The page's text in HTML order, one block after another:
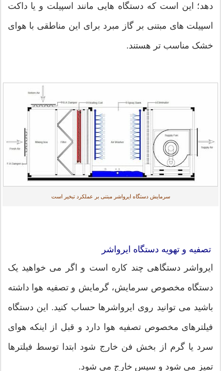
دهد؛ این است که دستگاه هایی مانند اسپیلت و یا داکت
اسپیلت های مبتنی بر گاز مبرد برای این مناطقی با هوای
خشک مناسب تر هستند.
سرمایش دستگاه ایرواشر مبتنی بر عملکرد تبخیر است
تصفیه و تهویه دستگاه ایرواشر
ایرواشر دستگاهی چند کاره است و اگر می خواهید یک
دستگاه مخصوص سرمایش، گرمایش و تصفیه هوا داشته
باشید می توانید روی ایرواشرها حساب کنید. این دستگاه
فیلترهای مخصوص تصفیه هوا دارد و قبل از اینکه هوای
سرد یا گرم از بخش فن خارج شود ابتدا توسط فیلترها
تمیز می شود و سپس خارج می شود.